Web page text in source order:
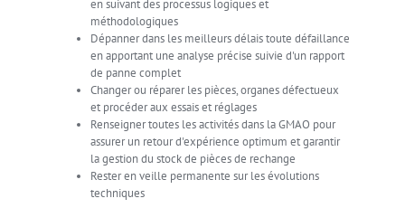
en suivant des processus logiques et
méthodologiques
Dépanner dans les meilleurs délais toute défaillance
en apportant une analyse précise suivie d'un rapport
de panne complet
Changer ou réparer les pièces, organes défectueux
et procéder aux essais et réglages
Renseigner toutes les activités dans la GMAO pour
assurer un retour d'expérience optimum et garantir
la gestion du stock de pièces de rechange
Rester en veille permanente sur les évolutions
techniques